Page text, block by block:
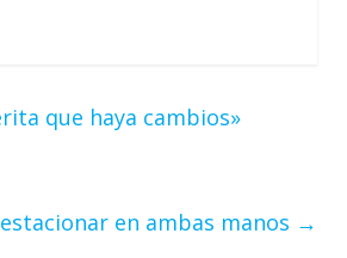
que haya cambios»
en ambas manos →